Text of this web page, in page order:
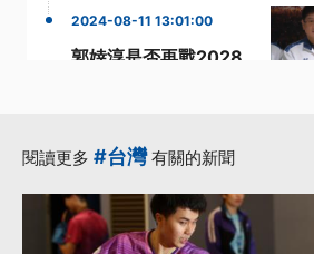
2024-08-11 13:01:00
郭婞淳是否再戰2028
簡彤娟·舉重女神·
賴冠傑·更多...
閱讀更多 #台灣有關的新聞